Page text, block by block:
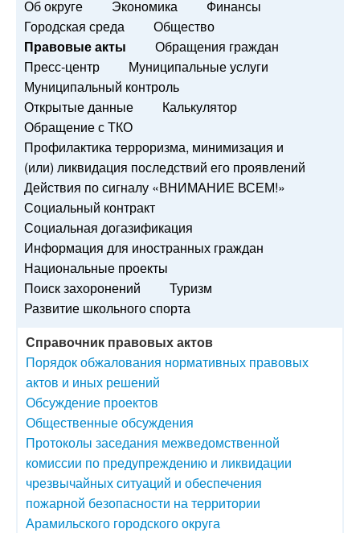
Об округе Экономика
Финансы
Городская среда
Общество
Правовые акты
Обращения граждан
Пресс-центр
Муниципальные услуги
Муниципальный контроль
Открытые данные
Калькулятор
Обращение с ТКО
Профилактика терроризма, минимизация и
(или) ликвидация последствий его проявлений
Действия по сигналу «ВНИМАНИЕ ВСЕМ!»
Социальный контракт
Социальная догазификация
Информация для иностранных граждан
Национальные проекты
Поиск захоронений
Туризм
Развитие школьного спорта
Справочник правовых актов
Порядок обжалования нормативных правовых
актов и иных решений
Обсуждение проектов
Общественные обсуждения
Протоколы заседания межведомственной
комиссии по предупреждению и ликвидации
чрезвычайных ситуаций и обеспечения
пожарной безопасности на территории
Арамильского городского округа